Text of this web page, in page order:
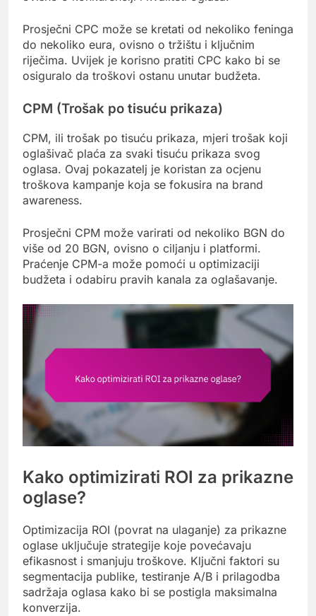
Prosječni CPC može se kretati od nekoliko feninga
do nekoliko eura, ovisno o tržištu i ključnim
riječima. Uvijek je korisno pratiti CPC kako bi se
osiguralo da troškovi ostanu unutar budžeta.
CPM (Trošak po tisuću prikaza)
CPM, ili trošak po tisuću prikaza, mjeri trošak koji
oglašivač plaća za svaki tisuću prikaza svog
oglasa. Ovaj pokazatelj je koristan za ocjenu
troškova kampanje koja se fokusira na brand
awareness.
Prosječni CPM može varirati od nekoliko BGN do
više od 20 BGN, ovisno o ciljanju i platformi.
Praćenje CPM-a može pomoći u optimizaciji
budžeta i odabiru pravih kanala za oglašavanje.
Kako optimizirati ROI za prikazne
oglase?
Optimizacija ROI (povrat na ulaganje) za prikazne
oglase uključuje strategije koje povećavaju
efikasnost i smanjuju troškove. Ključni faktori su
segmentacija publike, testiranje A/B i prilagodba
sadržaja oglasa kako bi se postigla maksimalna
konverzija.